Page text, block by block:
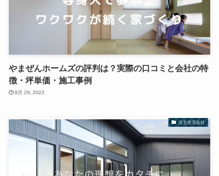
やまぜんホームズの評判は？実際の口コミと会社の特
徴・坪単価・施工事例
9月 29, 2022
注文住宅会社